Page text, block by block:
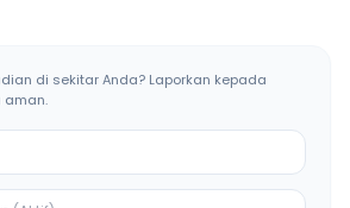
di sekitar Anda? Laporkan kepada
aman.